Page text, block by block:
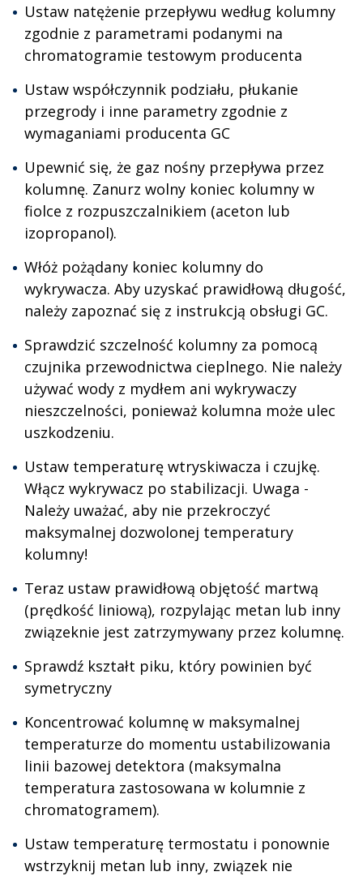
Ustaw natężenie przepływu według kolumny
zgodnie z parametrami podanymi na
chromatogramie testowym producenta
Ustaw współczynnik podziału, płukanie
przegrody i inne parametry zgodnie z
wymaganiami producenta GC
Upewnić się, że gaz nośny przepływa przez
kolumnę. Zanurz wolny koniec kolumny w
fiolce z rozpuszczalnikiem (aceton lub
izopropanol).
Włóż pożądany koniec kolumny do
wykrywacza. Aby uzyskać prawidłową długość,
należy zapoznać się z instrukcją obsługi GC.
Sprawdzić szczelność kolumny za pomocą
czujnika przewodnictwa cieplnego. Nie należy
używać wody z mydłem ani wykrywaczy
nieszczelności, ponieważ kolumna może ulec
uszkodzeniu.
Ustaw temperaturę wtryskiwacza i czujkę.
Włącz wykrywacz po stabilizacji. Uwaga -
Należy uważać, aby nie przekroczyć
maksymalnej dozwolonej temperatury
kolumny!
Teraz ustaw prawidłową objętość martwą
(prędkość liniową), rozpylając metan lub inny
związeknie jest zatrzymywany przez kolumnę.
Sprawdź kształt piku, który powinien być
symetryczny
Koncentrować kolumnę w maksymalnej
temperaturze do momentu ustabilizowania
linii bazowej detektora (maksymalna
temperatura zastosowana w kolumnie z
chromatogramem).
Ustaw temperaturę termostatu i ponownie
wstrzyknij metan lub inny, związek nie